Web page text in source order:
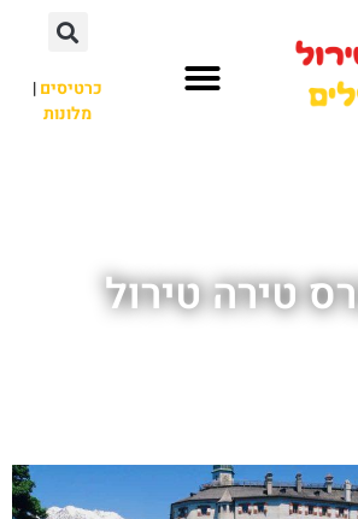
כרטיסים|
מלונות
טירה טירול